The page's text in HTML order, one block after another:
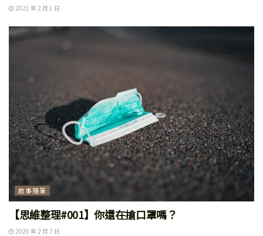
2021 年 2 月 1 日
故事隨筆
【思維整理#001】你還在搶口罩嗎？
2020 年 2 月 7 日